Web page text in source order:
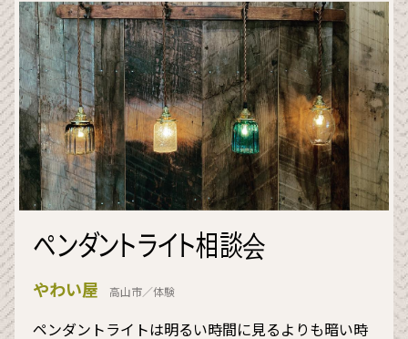
ペンダントライト相談会
やわい屋 高山市／体験
ペンダントライトは明るい時間に見るよりも暗い時